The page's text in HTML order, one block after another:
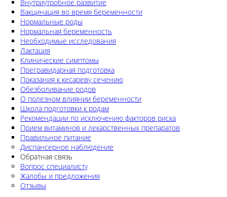
Внутриутробное развитие
Вакцинация во время беременности
Нормальные роды
Нормальная беременность
Необходимые исследования
Лактация
Клинические симптомы
Прегравидарная подготовка
Показания к кесареву сечению
Обезболивание родов
О полезном влиянии беременности
Школа подготовки к родам
Рекомендации по исключению факторов риска
Прием витаминов и лекарственных препаратов
Правильное питание
Диспансерное наблюдение
Обратная связь
Вопрос специалисту
Жалобы и предложения
Отзывы